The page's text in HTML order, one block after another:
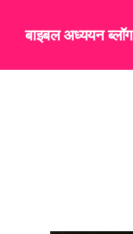
बाइबल अध्ययन ब्लॉग